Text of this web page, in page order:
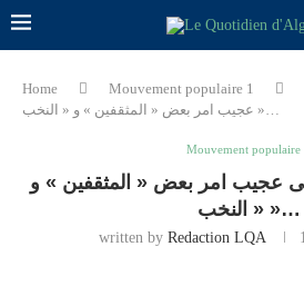
Home Mouvement populaire 1
عجيب امر بعض « المثقفين » و « النخب »…
Mouvement populaire
عجيب امر بعض « المثقفين » و
« النخب »…
written by Redaction LQA